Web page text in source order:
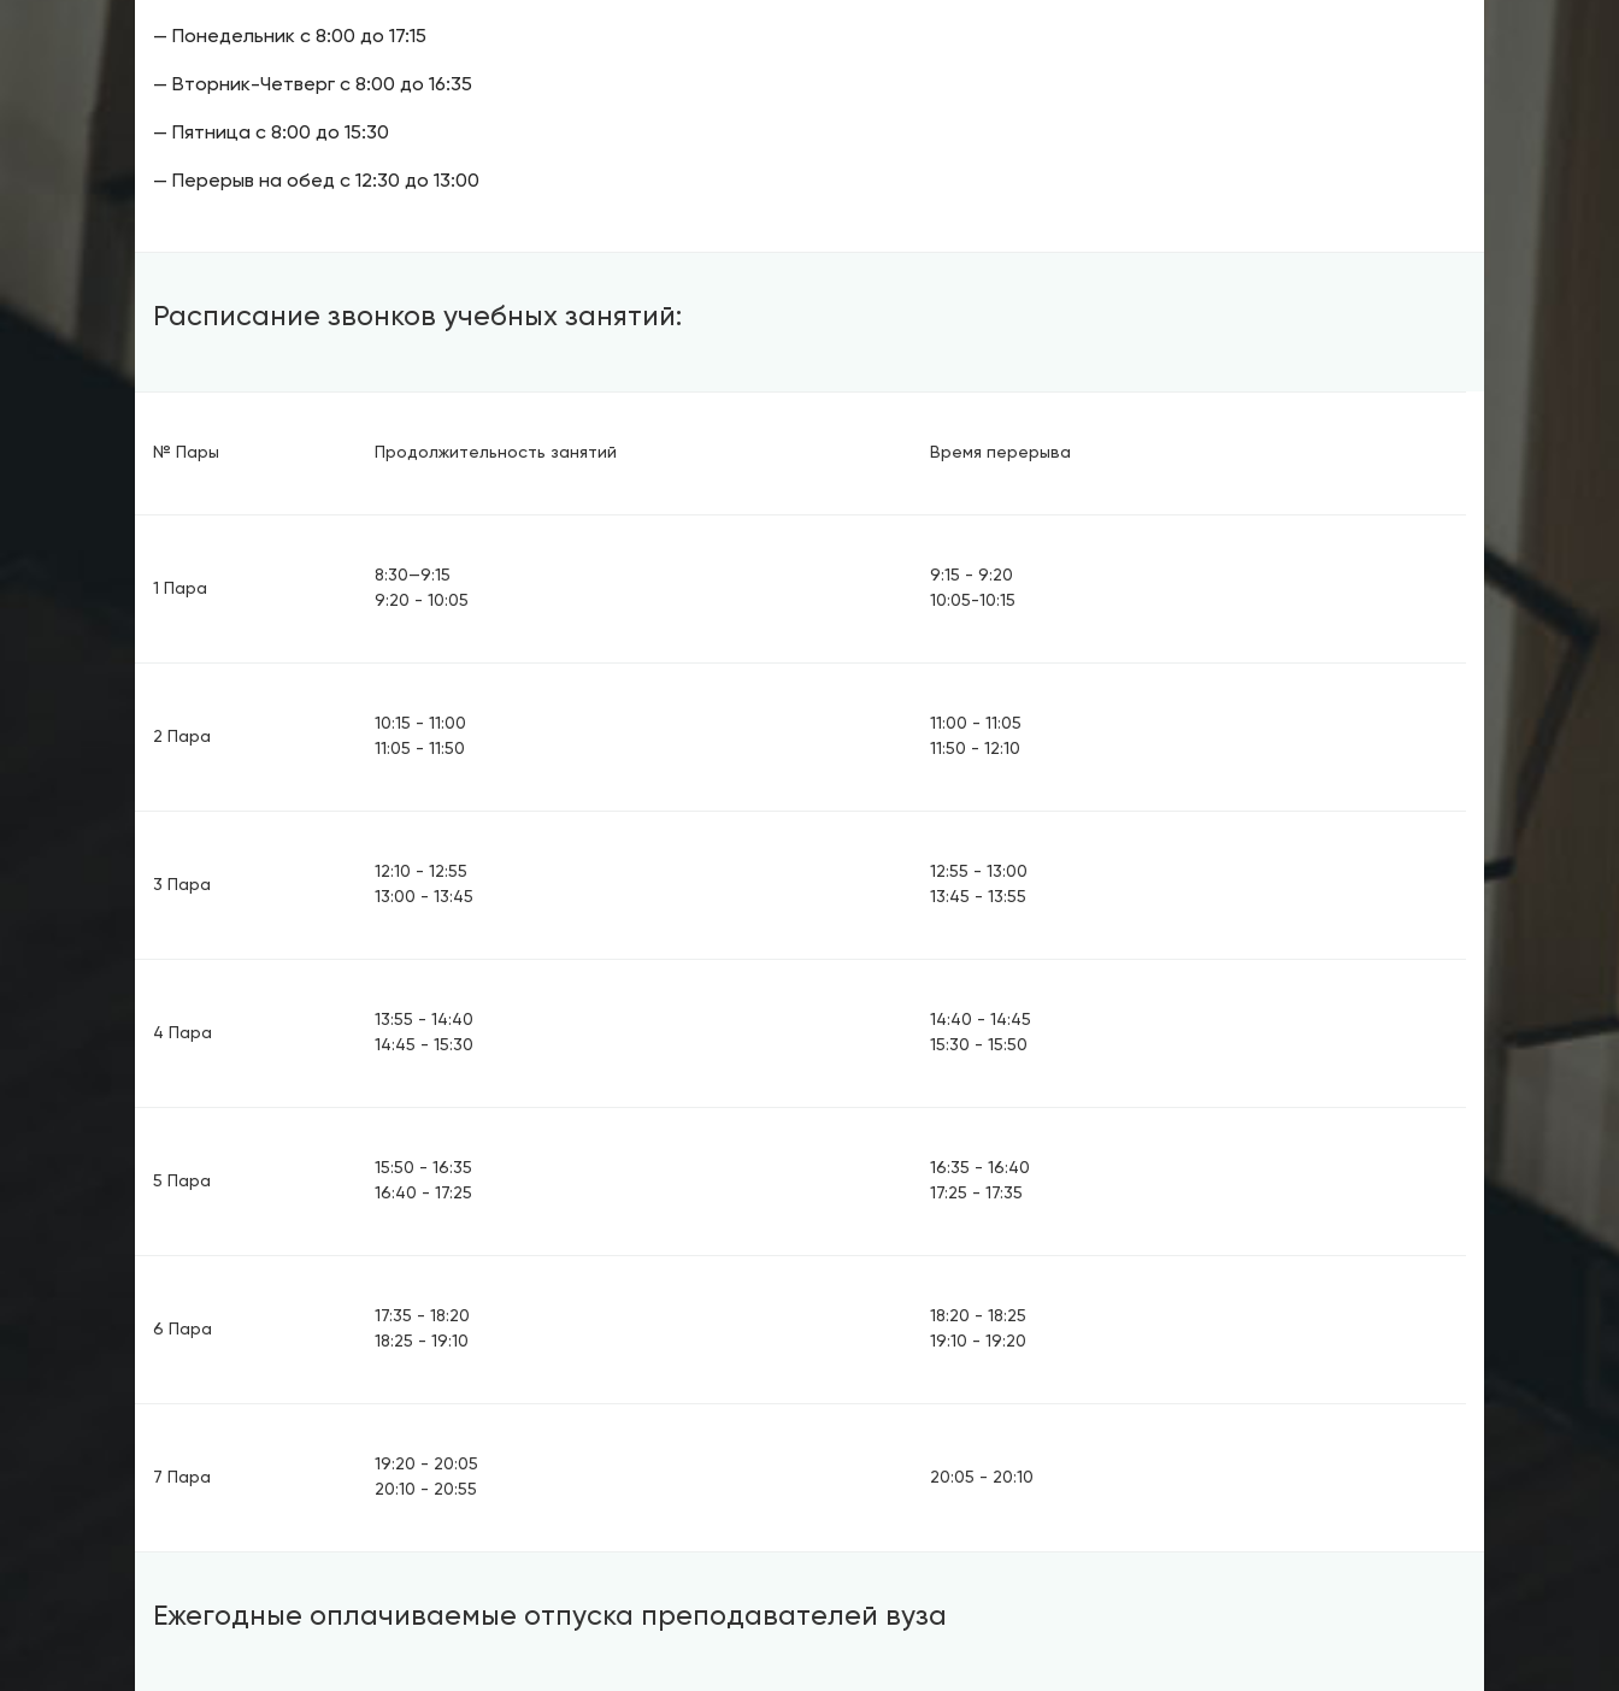
— Понедельник с 8:00 до 17:15
— Вторник-Четверг с 8:00 до 16:35
— Пятница с 8:00 до 15:30
— Перерыв на обед с 12:30 до 13:00
Расписание звонков учебных занятий:
№ Пары Продолжительность занятий Время перерыва
1 Пара
8:30—9:15
9:20 - 10:05
9:15 - 9:20
10:05-10:15
2 Пара
10:15 - 11:00
11:05 - 11:50
11:00 - 11:05
11:50 - 12:10
3 Пара
12:10 - 12:55
13:00 - 13:45
12:55 - 13:00
13:45 - 13:55
4 Пара
13:55 - 14:40
14:45 - 15:30
14:40 - 14:45
15:30 - 15:50
5 Пара
15:50 - 16:35
16:40 - 17:25
16:35 - 16:40
17:25 - 17:35
6 Пара
17:35 - 18:20
18:25 - 19:10
18:20 - 18:25
19:10 - 19:20
7 Пара
19:20 - 20:05
20:10 - 20:55
20:05 - 20:10
Ежегодные оплачиваемые отпуска преподавателей вуза